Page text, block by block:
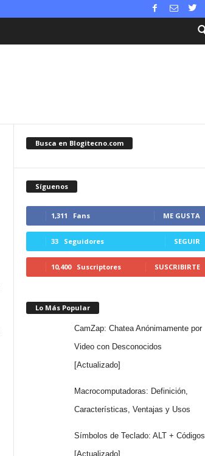
Busca en Blogitecno.com
Síguenos
1,311 Fans ME GUSTA
33 Seguidores SEGUIR
10,400 Suscriptores SUSCRIBIRTE
Lo Más Popular
CamZap: Chatea Anónimamente por
Video con Desconocidos
[Actualizado]
Macrocomputadoras: Definición,
Características, Ventajas y Usos
Símbolos de Teclado: ALT + Códigos
[Actualizado]